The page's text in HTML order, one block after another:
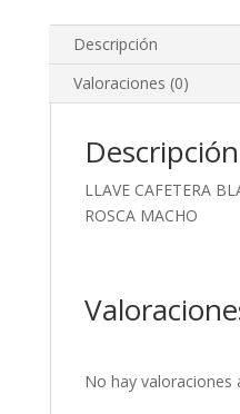
Descripción
Valoraciones (0)
Descripción
LLAVE CAFETERA
ROSCA MACHO
No hay valoraciones